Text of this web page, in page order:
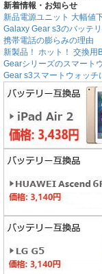
新着情報・お知らせ
新品電源ユニット 大幅値
Galaxy Gear s3のバッテ
携帯電話の膨らみの理由
新製品！ ホット！ 交換
Gearシリーズのスマート
Gear s3スマートウォッチ